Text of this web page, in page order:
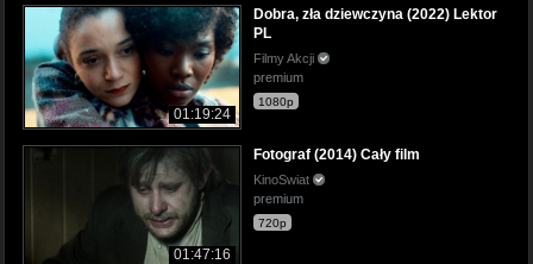
01:19:24
Dobra, zła dziewczyna (2022) Lektor
PL
Filmy Akcji
premium
1080p
01:47:16
Fotograf (2014) Cały film
KinoSwiat
premium
720p